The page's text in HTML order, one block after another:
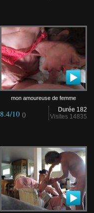
mon amoureuse de femme
Durée 182
Visites 14835
8.4/10 ()